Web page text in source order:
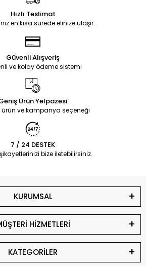
Hızlı Teslimat
en kısa sürede elinize ulaşır.
Güvenli Alışveriş
ve kolay ödeme sistemi
Ürün Yelpazesi
ürün ve kampanya seçeneği
7 / 24 DESTEK
bize iletebilirsiniz.
KURUMSAL
HİZMETLERİ
KATEGORİLER